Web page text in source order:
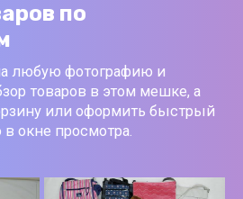
по
любую фотографию и
товаров в этом мешке, а
или оформить быстрый
в окне просмотра.